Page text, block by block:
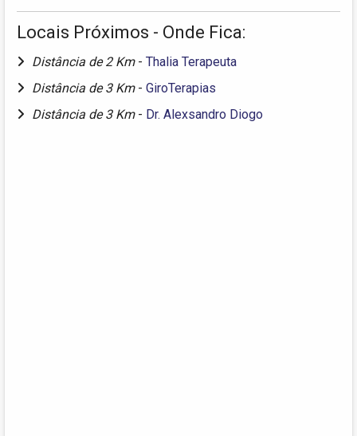
Locais Próximos - Onde Fica:
Distância de 2 Km - Thalia Terapeuta
Distância de 3 Km - GiroTerapias
Distância de 3 Km - Dr. Alexsandro Diogo